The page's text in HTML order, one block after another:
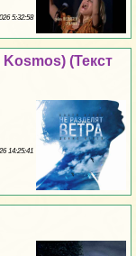
5:32:58
(Текст
14:25:41